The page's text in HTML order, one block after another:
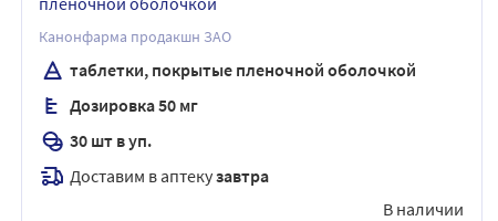
Канонфарма продакшн ЗАО
таблетки, покрытые пленочной оболочкой
Дозировка 50 мг
30 шт в уп.
Доставим в аптекузавтра
В наличии